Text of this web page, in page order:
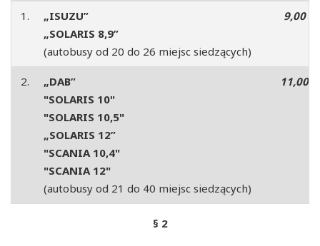
1.
„ISUZU”
„SOLARIS 8,9”
(autobusy od 20 do 26 miejsc siedzących)
9,00 zł
2.
„DAB”
"SOLARIS 10"
"SOLARIS 10,5"
„SOLARIS 12”
"SCANIA 10,4"
"SCANIA 12"
(autobusy od 21 do 40 miejsc siedzących)
11,00 zł
§ 2